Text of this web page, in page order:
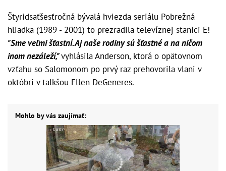
Štyridsaťšesťročná bývalá hviezda seriálu Pobrežná
hliadka (1989 - 2001) to prezradila televíznej stanici E!
"Sme veľmi šťastní. Aj naše rodiny sú šťastné a na ničom
inom nezáleží,"vyhlásila Anderson, ktorá o opätovnom
vzťahu so Salomonom po prvý raz prehovorila vlani v
októbri v talkšou Ellen DeGeneres.
Mohlo by vás zaujímať: